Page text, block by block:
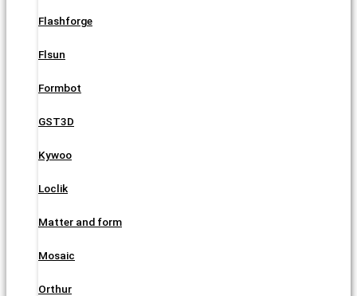
Flashforge
Flsun
Formbot
GST3D
Kywoo
Loclik
Matter and form
Mosaic
Orthur